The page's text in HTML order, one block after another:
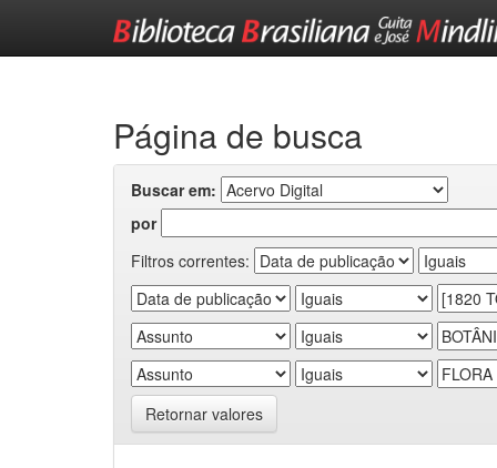
Página de busca
Buscar em:
por
Filtros correntes:
Retornar valores